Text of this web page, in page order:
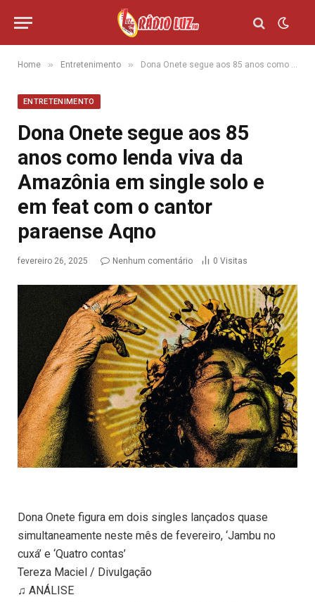
Home » Entretenimento » Dona Onete segue aos 85 anos como lenda viva da Amazônia em single solo e em feat com o cantor paraense Aqno
ENTRETENIMENTO
Dona Onete segue aos 85
anos como lenda viva da
Amazônia em single solo e
em feat com o cantor
paraense Aqno
fevereiro 26, 2025 Nenhum comentário 0 Visitas
Dona Onete figura em dois singles lançados quase
simultaneamente neste mês de fevereiro, ‘Jambu no
cuxá’ e ‘Quatro contas’
Tereza Maciel / Divulgação
♫ ANÁLISE